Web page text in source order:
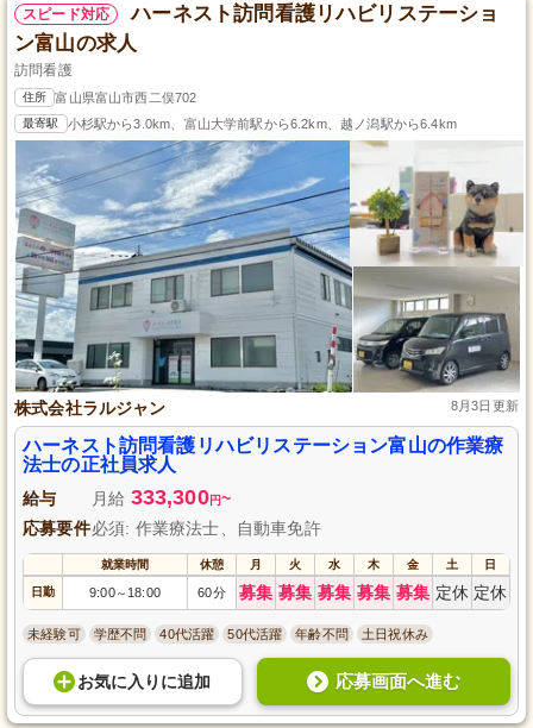
スピード対応
ハーネスト訪問看護リハビリステーショ
ン富山の求人
訪問看護
住所 富山県富山市西二俣702
最寄駅 小杉駅から3.0km、富山大学前駅から6.2km、越ノ潟駅から6.4km
株式会社ラルジャン 8月3日更新
ハーネスト訪問看護リハビリステーション富山の作業療
法士の正社員求人
給与 月給 333,300円~
応募要件必須: 作業療法士、自動車免許
就業時間 休憩 月 火 水 木 金 土 日
日勤 9:00～ 18:00 60分 募集 募集 募集 募集 募集 定休 定休
未経験可 学歴不問 40代活躍 50代活躍 年齢不問 土日祝休み
お気に入り に追加 応募画面へ進む